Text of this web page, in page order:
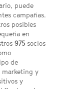
puede
campañas.
posibles
en
975 socios
de
marketing y
y